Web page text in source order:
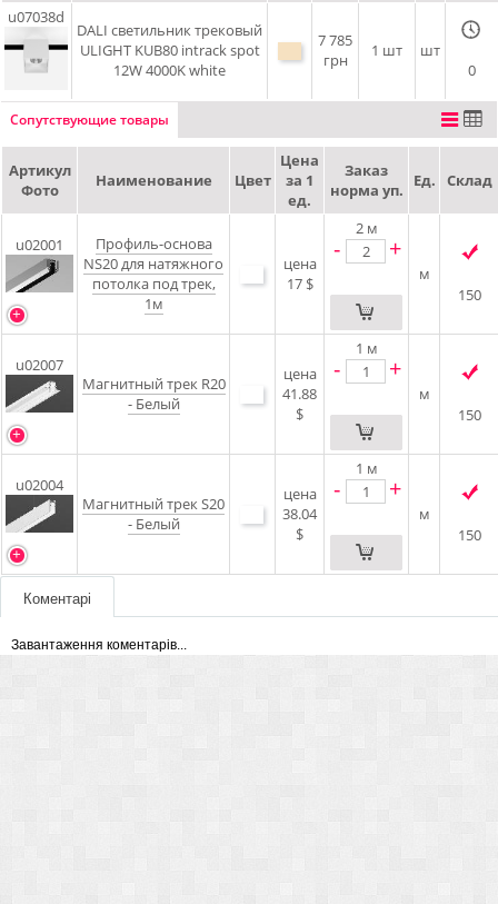
u07038d
DALI cветильник трековый
ULIGHT KUB80 intrack spot
12W 4000K white
7 785
грн
1 шт
шт
0
Сопутствующие товары
Артикул
Фото
Наименование Цвет
Цена
за 1
ед.
Заказ
норма уп.
Ед. Склад
u02001
Профиль-основа
NS20 для натяжного
потолка под трек,
1м
цена
17 $
2 м
- +
м
150
u02007
Магнитный трек R20
- Белый
цена
41.88
$
1 м
- +
м
150
u02004
Магнитный трек S20
- Белый
цена
38.04
$
1 м
- +
м
150
Коментарі
Завантаження коментарів...